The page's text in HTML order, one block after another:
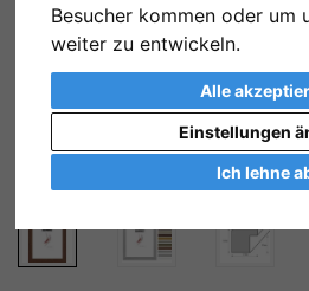
Besucher kommen oder um
weiter zu entwickeln.
Alle
Ich lehne
Einstellungen
Zurück